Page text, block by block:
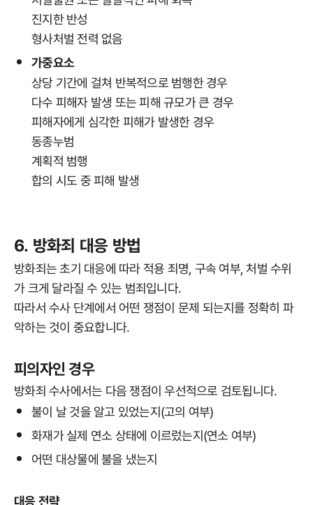
진지한 반성
형사처벌 전력 없음
가중요소
상당 기간에 걸쳐 반복적으로 범행한 경우
다수 피해자 발생 또는 피해 규모가 큰 경우
피해자에게 심각한 피해가 발생한 경우
동종누범
계획적 범행
합의 시도 중 피해 발생
6. 방화죄 대응 방법
방화죄는 초기 대응에 따라 적용 죄명, 구속 여부, 처벌 수위
가 크게 달라질 수 있는 범죄입니다.
따라서 수사 단계에서 어떤 쟁점이 문제 되는지를 정확히 파
악하는 것이 중요합니다.
피의자인 경우
방화죄 수사에서는 다음 쟁점이 우선적으로 검토됩니다.
불이 날 것을 알고 있었는지(고의 여부)
화재가 실제 연소 상태에 이르렀는지(연소 여부)
어떤 대상물에 불을 냈는지
대응 전략